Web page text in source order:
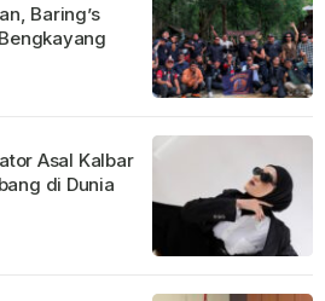
Baring’s
Asal Kalbar
di Dunia